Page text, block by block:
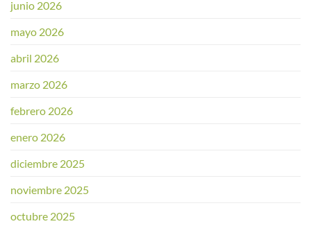
junio 2026
mayo 2026
abril 2026
marzo 2026
febrero 2026
enero 2026
diciembre 2025
noviembre 2025
octubre 2025